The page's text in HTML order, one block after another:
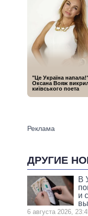
ДРУГИЕ
В
и
6 августа 2026,